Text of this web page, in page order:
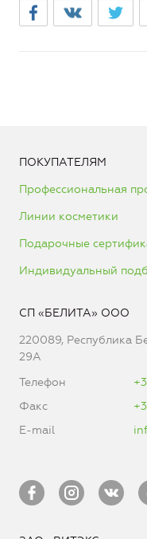
ПОКУПАТЕЛЯМ
Профессиональная
Линии косметики
Подарочные
Индивидуальный
СП «БЕЛИТА» ООО
220089, Республика
29А
Телефон
Факс
E-mail